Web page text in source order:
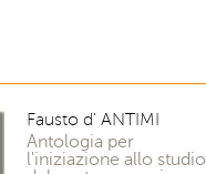
Fausto d' ANTIMI
Antologia per
l'iniziazione allo studio